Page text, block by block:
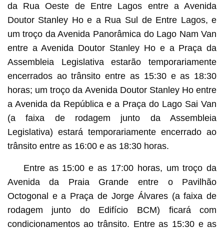
da Rua Oeste de Entre Lagos entre a Avenida
Doutor Stanley Ho e a Rua Sul de Entre Lagos, e
um troço da Avenida Panorâmica do Lago Nam Van
entre a Avenida Doutor Stanley Ho e a Praça da
Assembleia Legislativa estarão temporariamente
encerrados ao trânsito entre as 15:30 e as 18:30
horas; um troço da Avenida Doutor Stanley Ho entre
a Avenida da República e a Praça do Lago Sai Van
(a faixa de rodagem junto da Assembleia
Legislativa) estará temporariamente encerrado ao
trânsito entre as 16:00 e as 18:30 horas.
Entre as 15:00 e as 17:00 horas, um troço da
Avenida da Praia Grande entre o Pavilhão
Octogonal e a Praça de Jorge Álvares (a faixa de
rodagem junto do Edifício BCM) ficará com
condicionamentos ao trânsito. Entre as 15:30 e as